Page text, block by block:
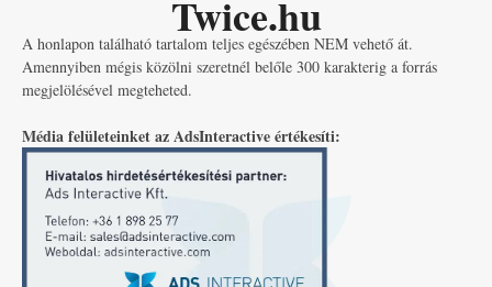
Twice.hu
A honlapon található tartalom teljes egészében NEM vehető át.
Amennyiben mégis közölni szeretnél belőle 300 karakterig a forrás
megjelölésével megteheted.
Média felületeinket az AdsInteractive értékesíti: